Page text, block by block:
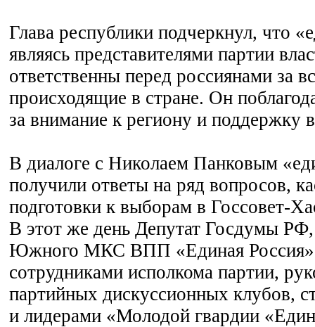
Глава республики подчеркнул, что
являясь представителями партии
ответственны перед россиянами за
происходящие в стране. Он
за внимание к региону и поддержку
В диалоге с Николаем Панковым
получили ответы на ряд вопросов,
подготовки к выборам в Госсовет-
В этот же день Депутат Госдумы РФ,
Южного МКС ВПП «Единая Россия»
сотрудниками исполкома партии,
партийных дискуссионных клубов,
и лидерами «Молодой гвардии